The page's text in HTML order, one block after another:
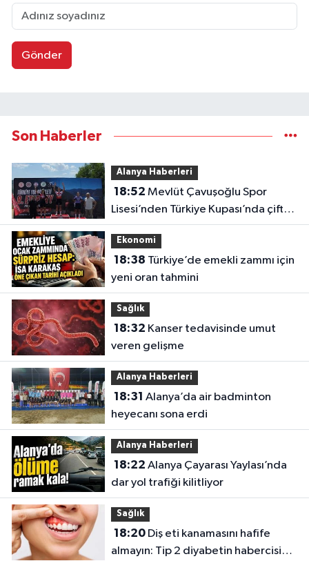
Gönder
Son Haberler
Alanya Haberleri
18:52
Lisesi’nden Türkiye Kupası’nda çifte
başarı
Ekonomi
18:38
yeni oran tahmini
Sağlık
18:32
veren gelişme
Alanya Haberleri
18:31
heyecanı sona erdi
Alanya Haberleri
18:22
dar yol trafiği kilitliyor
Sağlık
18:20Diş eti kanamasını hafife
almayın: Tip 2 diyabetin habercisi